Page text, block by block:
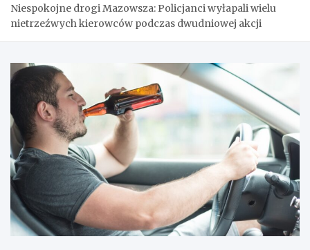
Niespokojne drogi Mazowsza: Policjanci wyłapali wielu
nietrzeźwych kierowców podczas dwudniowej akcji